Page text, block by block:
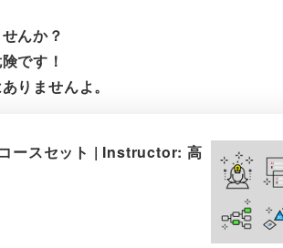
んか？
です！
りませんよ。
ースセット | Instructor: 高